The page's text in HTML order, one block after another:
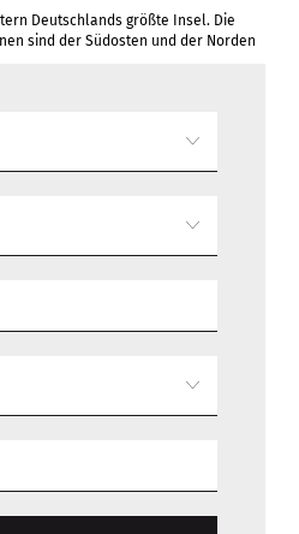
Deutschlands größte Insel. Die
sind der Südosten und der Norden